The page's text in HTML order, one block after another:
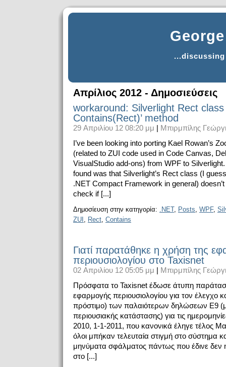
Απρίλιος 2012 - Δημοσιεύσεις
workaround: Silverlight Rect class
Contains(Rect)’ method
29 Απριλίου 12 08:20 μμ
Μπιρμπίλης
I’ve been looking into porting Kael Rowan’s
(related to ZUI code used in Code Canvas,
VisualStudio add-ons) from WPF to
found was that Silverlight’s Rect class (I
.NET Compact Framework in general)
check if [...]
Δημοσίευση στην κατηγορία: .NET, Posts, WPF,
ZUI , Rect, Contains
Γιατί παρατάθηκε η χρήση της
περιουσιολογίου στο Taxisnet
02 Απριλίου 12 05:05 μμ
Μπιρμπίλης
Πρόσφατα το Taxisnet έδωσε άτυπη
εφαρμογής περιουσιολογίου για τον έλεγχο
πρόστιμο) των παλαιότερων δηλώσεων E9
περιουσιακής κατάστασης) για τις
2010, 1-1-2011, που κανονικά έληγε τέλος
όλοι μπήκαν τελευταία στιγμή στο σύστημα
μηνύματα σφάλματος πάντως που έδινε δεν
στο [...]